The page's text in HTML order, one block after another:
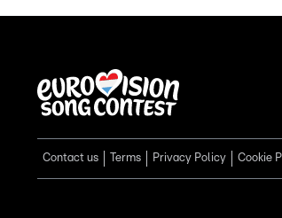
Contact us Terms Privacy Policy Cookie